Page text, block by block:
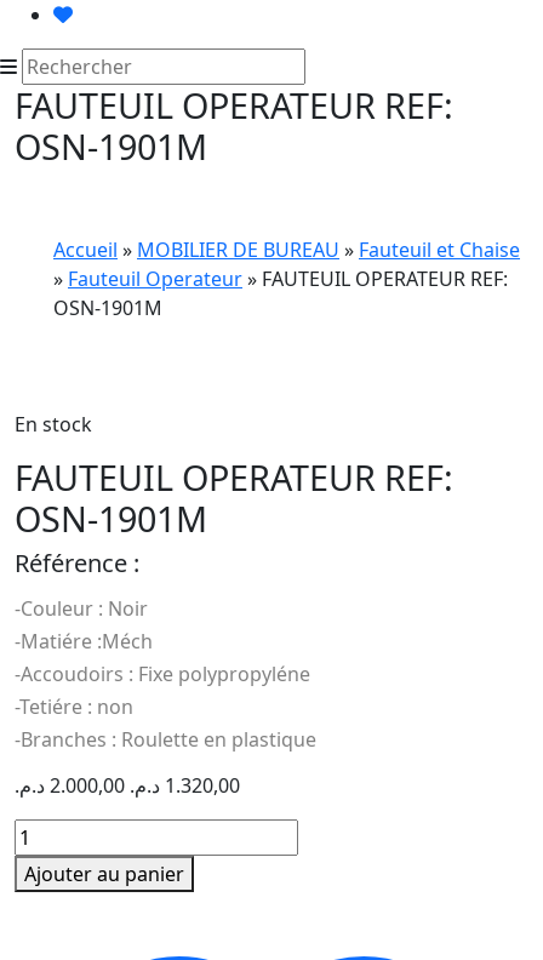
FAUTEUIL OPERATEUR REF:
OSN-1901M
Accueil » MOBILIER DE BUREAU » Fauteuil et Chaise
» Fauteuil Operateur» FAUTEUIL OPERATEUR REF:
OSN-1901M
En stock
FAUTEUIL OPERATEUR REF:
OSN-1901M
Référence :
-Couleur : Noir
-Matiére :Méch
-Accoudoirs : Fixe polypropyléne
-Tetiére : non
-Branches : Roulette en plastique
2.000,00د.م. 1.320,00 د.م.
quantité
de
FAUTEUIL
Ajouter au panier